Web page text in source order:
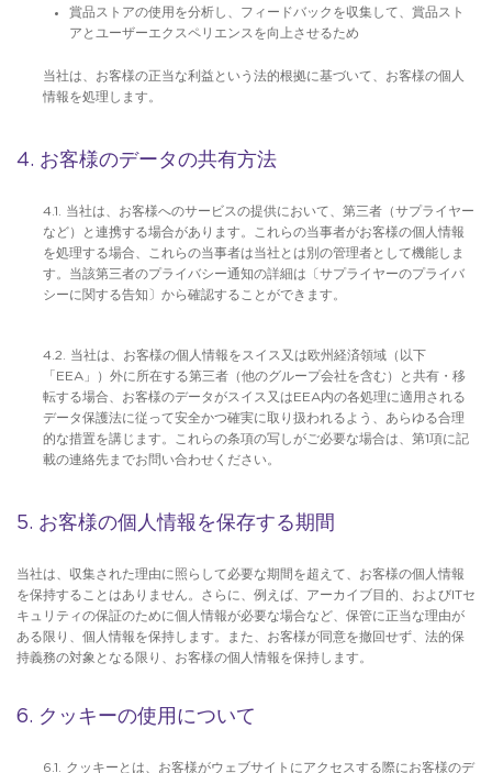
賞品ストアの使用を分析し、フィードバックを収集して、賞品スト
アとユーザーエクスペリエンスを向上させるため
当社は、お客様の正当な利益という法的根拠に基づいて、お客様の個人
情報を処理します。
4. お客様のデータの共有方法
4.1. 当社は、お客様へのサービスの提供において、第三者（サプライヤー
など）と連携する場合があります。これらの当事者がお客様の個人情報
を処理する場合、これらの当事者は当社とは別の管理者として機能しま
す。当該第三者のプライバシー通知の詳細は〔サプライヤーのプライバ
シーに関する告知〕から確認することができます。
4.2. 当社は、お客様の個人情報をスイス又は欧州経済領域（以下
「EEA」）外に所在する第三者（他のグループ会社を含む）と共有・移
転する場合、お客様のデータがスイス又はEEA内の各処理に適用される
データ保護法に従って安全かつ確実に取り扱われるよう、あらゆる合理
的な措置を講じます。これらの条項の写しがご必要な場合は、第1項に記
載の連絡先までお問い合わせください。
5. お客様の個人情報を保存する期間
当社は、収集された理由に照らして必要な期間を超えて、お客様の個人情報
を保持することはありません。さらに、例えば、アーカイブ目的、およびITセ
キュリティの保証のために個人情報が必要な場合など、保管に正当な理由が
ある限り、個人情報を保持します。また、お客様が同意を撤回せず、法的保
持義務の対象となる限り、お客様の個人情報を保持します。
6. クッキーの使用について
6.1. クッキーとは、お客様がウェブサイトにアクセスする際にお客様のデ